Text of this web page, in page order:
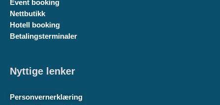
Event booking
Nettbutikk
Hotell booking
Betalingsterminaler
Nyttige lenker
Personvernerklæring